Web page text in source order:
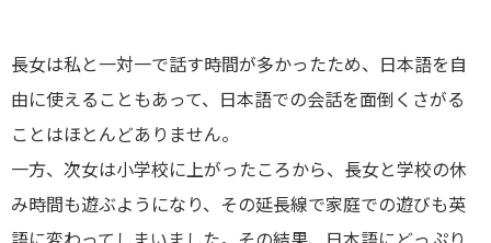
長女は私と一対一で話す時間が多かったため、日本語を自
由に使えることもあって、日本語での会話を面倒くさがる
ことはほとんどありません。
一方、次女は小学校に上がったころから、長女と学校の休
み時間も遊ぶようになり、その延長線で家庭での遊びも英